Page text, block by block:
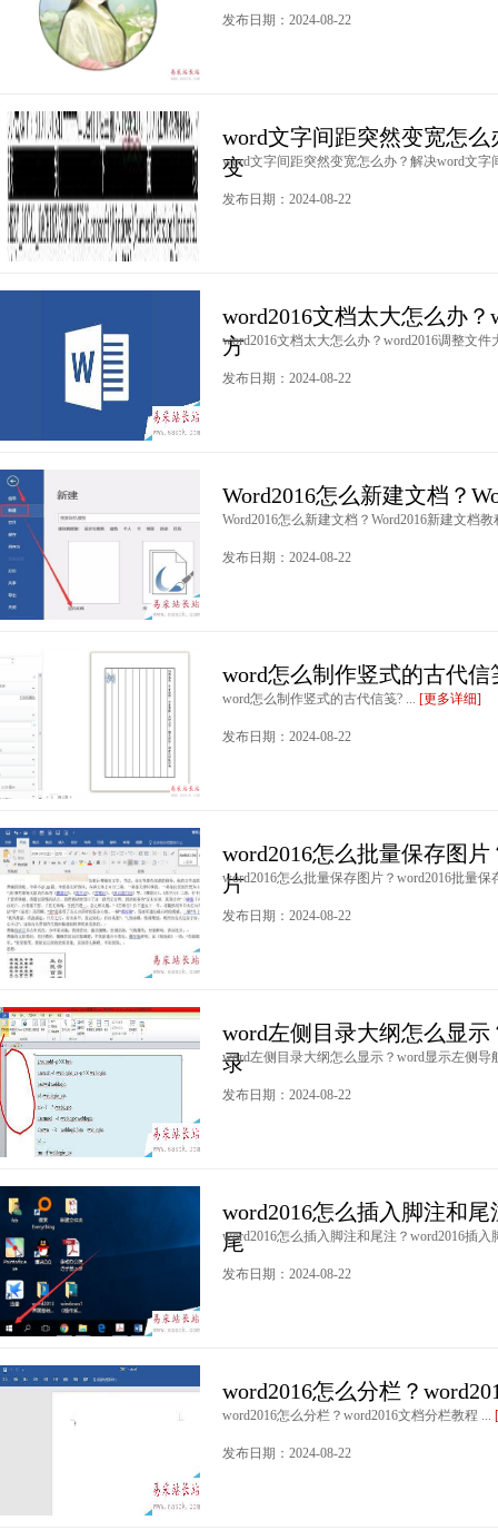
发布日期：2024-08-22
word文字间距突然变宽怎
变
word文字间距突然变宽怎么办？解决word文字
发布日期：2024-08-22
word2016文档太大怎么办
方
word2016文档太大怎么办？word2016调整文
发布日期：2024-08-22
Word2016怎么新建文档？
Word2016怎么新建文档？Word2016新建文档
发布日期：2024-08-22
word怎么制作竖式的古代信
word怎么制作竖式的古代信笺? ... [更多详细]
发布日期：2024-08-22
word2016怎么批量保存图
片
word2016怎么批量保存图片？word2016批量
发布日期：2024-08-22
word左侧目录大纲怎么显
录
word左侧目录大纲怎么显示？word显示左侧导
发布日期：2024-08-22
word2016怎么插入脚注和
尾
word2016怎么插入脚注和尾注？word2016插
发布日期：2024-08-22
word2016怎么分栏？
word2016怎么分栏？word2016文档分栏教程 ...
发布日期：2024-08-22